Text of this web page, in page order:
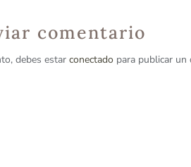
comentario
debes estarconectado para publicar un